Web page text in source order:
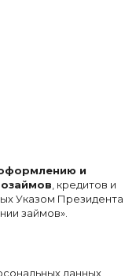
оформлению и
, кредитов и
Указом Президента
займов».
данных